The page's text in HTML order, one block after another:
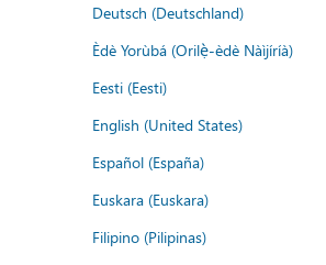
Deutsch (Deutschland)
Èdè Yorùbá (Orilẹ̀-èdè Nàìjíríà)
Eesti (Eesti)
English (United States)
Español (España)
Euskara (Euskara)
Filipino (Pilipinas)